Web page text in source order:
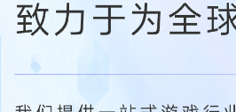
H5游戏联运系统
热门游戏、大厂游戏、高分成
陪玩APP